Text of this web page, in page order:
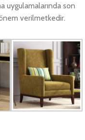
uygulamalarında son
verilmetkedir.